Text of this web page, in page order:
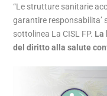
“Le strutture sanitarie
garantire responsabilita’
sottolinea La CISL FP. La
del diritto alla salute